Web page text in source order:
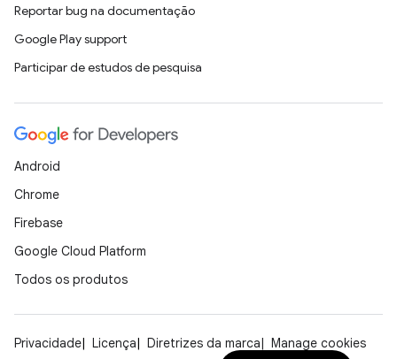
Reportar bug na documentação
Google Play support
Participar de estudos de pesquisa
Android
Chrome
Firebase
Google Cloud Platform
Todos os produtos
Privacidade Licença Diretrizes da marca
Manage cookies